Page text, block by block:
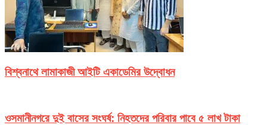
বিশ্বনাথে লামাকাজী আইটি একাডেমির উদ্বোধন
ওসমানীনগরে দুই বাসের সংঘর্ষ: নিহতদের পরিবার পাবে ৫ লাখ টাকা